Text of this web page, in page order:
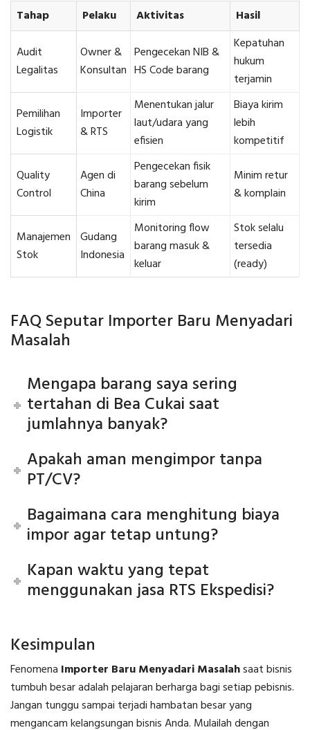
Tahap Pelaku Aktivitas Hasil
Audit
Legalitas
Owner &
Konsultan
Pengecekan NIB &
HS Code barang
Kepatuhan
hukum
terjamin
Pemilihan
Logistik
Importer
& RTS
Menentukan jalur
laut/udara yang
efisien
Biaya kirim
lebih
kompetitif
Quality
Control
Agen di
China
Pengecekan fisik
barang sebelum
kirim
Minim retur
& komplain
Manajemen
Stok
Gudang
Indonesia
Monitoring flow
barang masuk &
keluar
Stok selalu
tersedia
(ready)
FAQ Seputar Importer Baru Menyadari
Masalah
Mengapa barang saya sering
tertahan di Bea Cukai saat
jumlahnya banyak?
Apakah aman mengimpor tanpa
PT/CV?
Bagaimana cara menghitung biaya
impor agar tetap untung?
Kapan waktu yang tepat
menggunakan jasa RTS Ekspedisi?
Kesimpulan
Fenomena Importer Baru Menyadari Masalahsaat bisnis
tumbuh besar adalah pelajaran berharga bagi setiap pebisnis.
Jangan tunggu sampai terjadi hambatan besar yang
mengancam kelangsungan bisnis Anda. Mulailah dengan